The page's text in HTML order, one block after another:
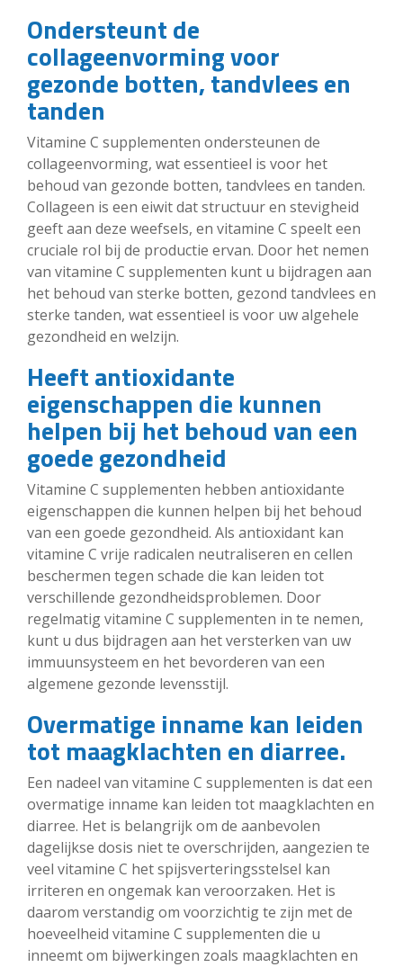
Ondersteunt de
collageenvorming voor
gezonde botten, tandvlees en
tanden
Vitamine C supplementen ondersteunen de
collageenvorming, wat essentieel is voor het
behoud van gezonde botten, tandvlees en tanden.
Collageen is een eiwit dat structuur en stevigheid
geeft aan deze weefsels, en vitamine C speelt een
cruciale rol bij de productie ervan. Door het nemen
van vitamine C supplementen kunt u bijdragen aan
het behoud van sterke botten, gezond tandvlees en
sterke tanden, wat essentieel is voor uw algehele
gezondheid en welzijn.
Heeft antioxidante
eigenschappen die kunnen
helpen bij het behoud van een
goede gezondheid
Vitamine C supplementen hebben antioxidante
eigenschappen die kunnen helpen bij het behoud
van een goede gezondheid. Als antioxidant kan
vitamine C vrije radicalen neutraliseren en cellen
beschermen tegen schade die kan leiden tot
verschillende gezondheidsproblemen. Door
regelmatig vitamine C supplementen in te nemen,
kunt u dus bijdragen aan het versterken van uw
immuunsysteem en het bevorderen van een
algemene gezonde levensstijl.
Overmatige inname kan leiden
tot maagklachten en diarree.
Een nadeel van vitamine C supplementen is dat een
overmatige inname kan leiden tot maagklachten en
diarree. Het is belangrijk om de aanbevolen
dagelijkse dosis niet te overschrijden, aangezien te
veel vitamine C het spijsverteringsstelsel kan
irriteren en ongemak kan veroorzaken. Het is
daarom verstandig om voorzichtig te zijn met de
hoeveelheid vitamine C supplementen die u
inneemt om bijwerkingen zoals maagklachten en